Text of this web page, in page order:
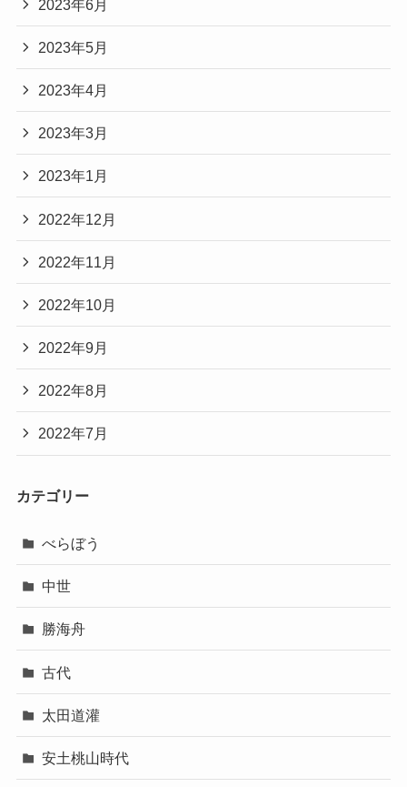
2023年6月
2023年5月
2023年4月
2023年3月
2023年1月
2022年12月
2022年11月
2022年10月
2022年9月
2022年8月
2022年7月
カテゴリー
べらぼう
中世
勝海舟
古代
太田道灌
安土桃山時代